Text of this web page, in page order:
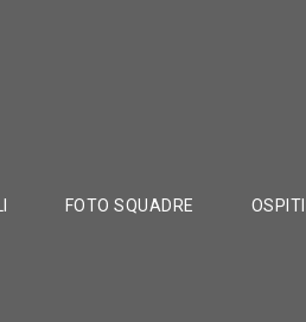
FOTO SQUADRE OSPITI